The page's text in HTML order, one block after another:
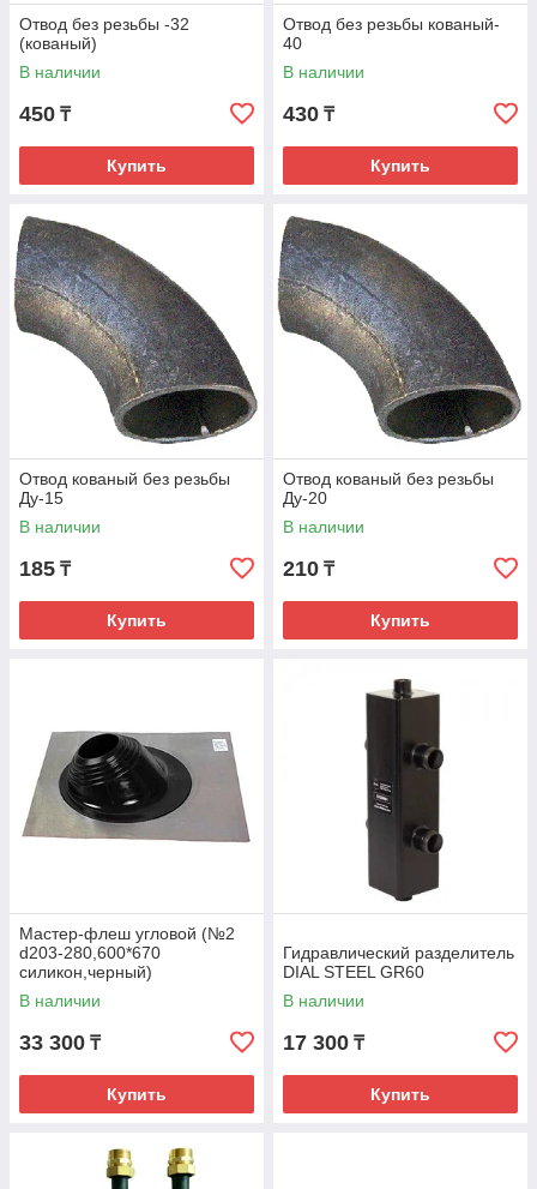
Отвод без резьбы -32
(кованый)
В наличии
450 ₸
Купить
Отвод без резьбы кованый-
40
В наличии
430 ₸
Купить
Отвод кованый без резьбы
Ду-15
В наличии
185 ₸
Купить
Отвод кованый без резьбы
Ду-20
В наличии
210 ₸
Купить
Мастер-флеш угловой (№2
d203-280,600*670
силикон,черный)
В наличии
33 300 ₸
Купить
Гидравлический разделитель
DIAL STEEL GR60
В наличии
17 300 ₸
Купить